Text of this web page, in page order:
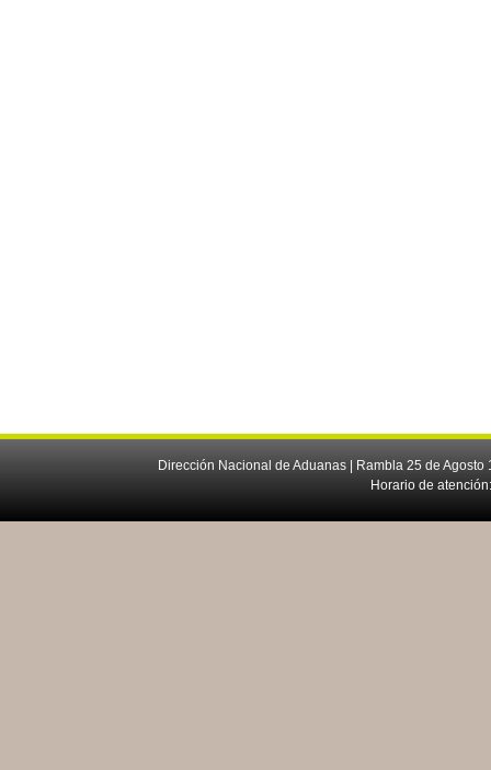
Dirección Nacional de Aduanas | Rambla 25 de
Horario de